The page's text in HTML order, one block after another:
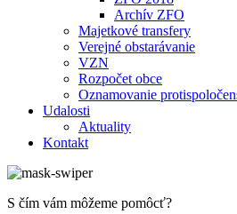
Archív ZFO
Majetkové transfery
Verejné obstarávanie
VZN
Rozpočet obce
Oznamovanie
Udalosti
Aktuality
Kontakt
S čím vám môžeme pomôcť?